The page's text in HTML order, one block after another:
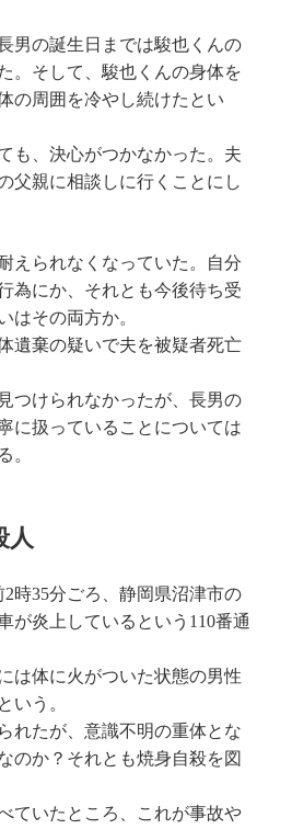
男の誕生日までは駿也くんの
。そして、駿也くんの身体を
の周囲を冷やし続けたとい
も、決心がつかなかった。夫
父親に相談しに行くことにし
えられなくなっていた。自分
為にか、それとも今後待ち受
はその両方か。
遺棄の疑いで夫を被疑者死亡
つけられなかったが、長男の
に扱っていることについては
。
人
2時35分ごろ、静岡県沼津市の
が炎上しているという110番通
は体に火がついた状態の男性
いう。
れたが、意識不明の重体とな
のか？それとも焼身自殺を図
ていたところ、これが事故や